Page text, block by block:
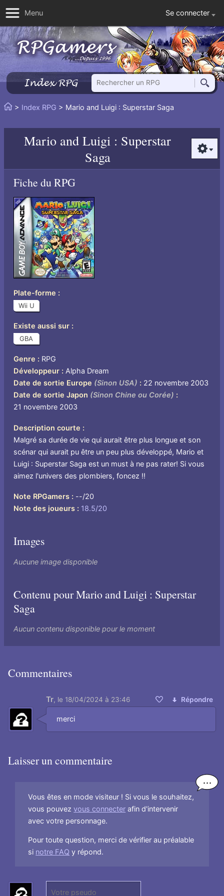
Menu Se connecter
Index RPG
Rechercher un RPG
Vous
> Index RPG > Mario and Luigi : Superstar Saga
Mario and Luigi : Superstar
Saga
Options
Fiche du RPG
Plate-forme
Wii U
Existe aussi sur
GBA
Genre
RPG
Développeur
Alpha Dream
Date de sortie Europe (Sinon USA)
22 novembre 2003
Date de sortie Japon (Sinon Chine ou Corée)
21 novembre 2003
Description courte
Malgré sa durée de vie qui aurait être plus longue et son
scénar qui aurait pu être un peu plus développé, Mario et
Luigi : Superstar Saga est un must à ne pas rater! Si vous
aimez l'univers des plombiers, foncez !!
Note RPGamers
--/20
Note des joueurs
18.5/20
Images
Aucune image disponible
Contenu pour Mario and Luigi : Superstar
Saga
Aucun contenu disponible pour le moment
Commentaires
Tr, le 18/04/2024 à 23:46 Répondre
merci
Laisser un commentaire
Vous êtes en mode visiteur ! Si vous le souhaitez,
vous pouvezvous connecter afin d'intervenir
avec votre personnage.
Pour toute question, merci de vérifier au préalable
si notre FAQ y répond.